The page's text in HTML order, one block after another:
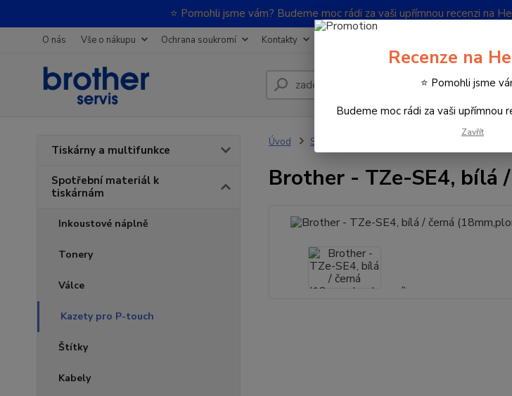
⭐ Pomohli jsme vám? Budeme moc rádi za vaši upřímnou recenzi na
O nás Vše o nákupu Ochrana soukromí Kontakty
Tiskárny a multifunkce
Spotřební materiál k
tiskárnám
Inkoustové náplně
Tonery
Válce
Kazety pro P-touch
Štítky
Kabely
Úvod Spotřební materiál k tiskárnám
Brother - TZe-SE4, bílá
Recenze na
⭐ Pomohli jsme
Budeme moc rádi za vaši upřímnou
Zavřít